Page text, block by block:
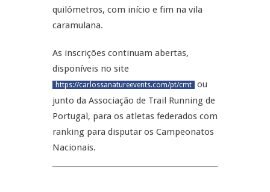
quilómetros, com início e fim na vila
caramulana.
As inscrições continuam abertas,
disponíveis no site
https://carlossanatureevents.com/pt/cmt ou
junto da Associação de Trail Running de
Portugal, para os atletas federados com
ranking para disputar os Campeonatos
Nacionais.